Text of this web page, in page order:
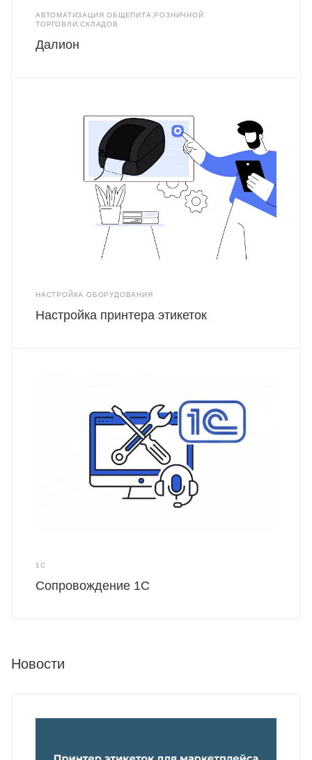
АВТОМАТИЗАЦИЯ ОБЩЕПИТА,РОЗНИЧНОЙ
ТОРГОВЛИ,СКЛАДОВ
Далион
НАСТРОЙКА ОБОРУДОВАНИЯ
Настройка принтера этикеток
1С
Сопровождение 1С
Новости